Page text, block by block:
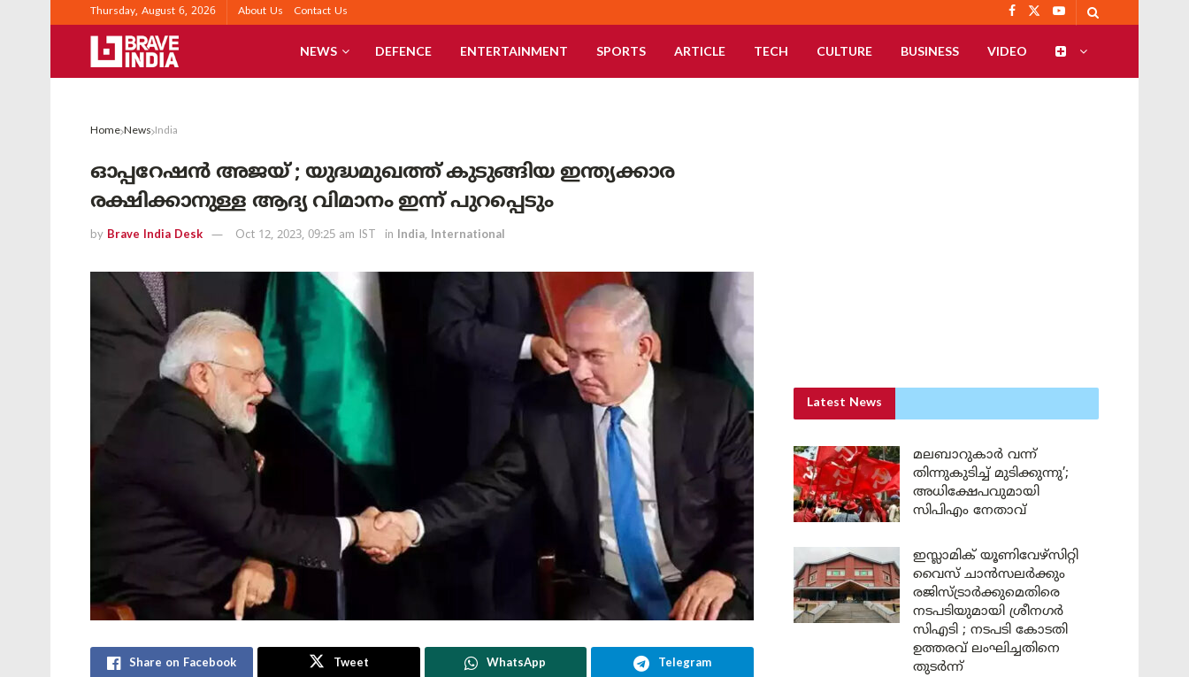
Thursday, August 6, 2026 About Us Contact Us
NEWS DEFENCE ENTERTAINMENT SPORTS ARTICLE TECH CULTURE BUSINESS VIDEO
Home News India
ഓപ്പറേഷൻ അജയ് ; യുദ്ധമുഖത്ത് കുടുങ്ങിയ ഇന്ത്യക്കാര
രക്ഷിക്കാനുള്ള ആദ്യ വിമാനം ഇന്ന് പുറപ്പെടും
by Brave India Desk Oct 12, 2023, 09:25 am IST in India, International
Share on Facebook Tweet WhatsApp Telegram
Latest News
മലബാറുകാർ വന്ന്
തിന്നുകുടിച്ച് മുടിക്കുന്നു’;
അധിക്ഷേപവുമായി
സിപിഎം നേതാവ്
ഇസ്ലാമിക് യൂണിവേഴ്സിറ്റി
വൈസ് ചാൻസലർക്കും
രജിസ്ട്രാർക്കുമെതിരെ
നടപടിയുമായി ശ്രീനഗർ
സിഎടി ; നടപടി കോടതി
ഉത്തരവ് ലംഘിച്ചതിനെ
തുടർന്ന്